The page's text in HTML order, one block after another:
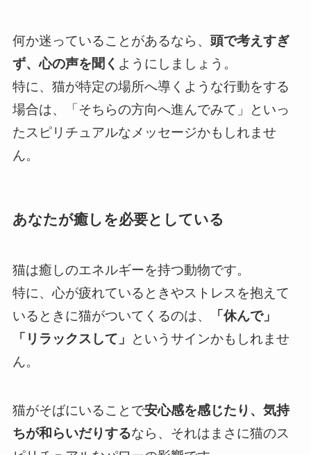
何か迷っていることがあるなら、 頭で考えすぎ
ず、心の声を聞く ようにしましょう。
特に、猫が特定の場所へ導くような行動をする
場合は、「そちらの方向へ進んでみて」といっ
たスピリチュアルなメッセージかもしれませ
ん。
あなたが癒しを必要としている
猫は癒しのエネルギーを持つ動物です。
特に、心が疲れているときやストレスを抱えて
いるときに猫がついてくるのは、
「休んで」
「リラックスして」
というサインかもしれませ
ん。
猫がそばにいることで安心感を感じたり、気持
ちが和らいだりするなら、それはまさに猫のス